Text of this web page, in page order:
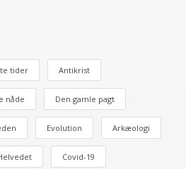
tider Antikrist
nåde Den gamle pagt
Evolution Arkæologi
Covid-19